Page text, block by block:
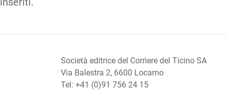
Società editrice del Corriere del Ticino SA
Via Balestra 2, 6600 Locarno
Tel: +41 (0)91 756 24 15